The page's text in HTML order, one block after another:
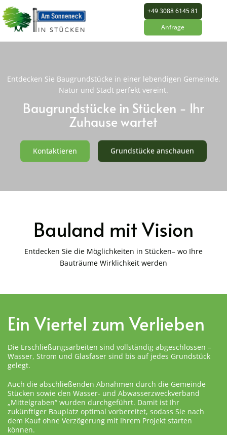
+49 3088 6145 81
Anfrage
Entdecken Sie Baugrundstücke in einer lebendigen Gemeinde.
Natur und Stadt perfekt vereint.
Baugrundstücke in Stücken - Ihr
Zuhause wartet
Kontaktieren Grundstücke anschauen
Bauland mit Vision
Entdecken Sie die Möglichkeiten in Stücken– wo Ihre
Bauträume Wirklichkeit werden
Ein Viertel zum Verlieben
Die Erschließungsarbeiten sind vollständig abgeschlossen –
Wasser, Strom und Glasfaser sind bis auf jedes Grundstück
gelegt.
Auch die abschließenden Abnahmen durch die Gemeinde
Stücken sowie den Wasser- und Abwasserzweckverband
„Mittelgraben“ wurden durchgeführt. Damit ist Ihr
zukünftiger Bauplatz optimal vorbereitet, sodass Sie nach
dem Kauf ohne Verzögerung mit Ihrem Projekt starten
können.